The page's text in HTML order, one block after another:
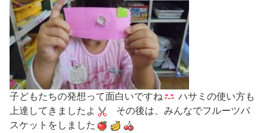
子どもたちの発想って面白いですね
ハサミの使い方も
上達してきましたよ
その後は、みんなでフルーツバ
スケットをしました